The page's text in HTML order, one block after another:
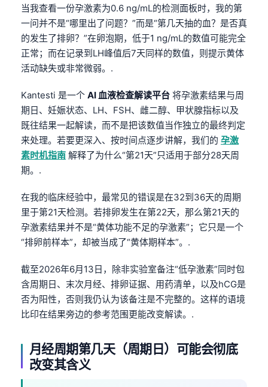
当我查看一份孕激素为0.6 ng/mL的检测面板时，我的第
一问并不是“哪里出了问题？”而是“第几天抽的血？是否真
的发生了排卵？”在卵泡期，低于1 ng/mL的数值可能完全
正常；而在记录到LH峰值后7天同样的数值，则提示黄体
活动缺失或非常微弱。.
Kantesti 是一个 AI 血液检查解读平台 将孕激素结果与周
期日、妊娠状态、LH、FSH、雌二醇、甲状腺指标以及
既往结果一起解读，而不是把该数值当作独立的最终判定
来处理。若要更深入、按时间点逐步讲解，我们的 孕激
素时机指南 解释了为什么“第21天”只适用于部分28天周
期。.
在我的临床经验中，最常见的错误是在32到36天的周期
里于第21天检测。若排卵发生在第22天，那么第21天的
孕激素结果并不是“黄体功能不足的孕激素”；它只是一个
“排卵前样本”，却被当成了“黄体期样本”。.
截至2026年6月13日，除非实验室备注“低孕激素”同时包
含周期日、末次月经、排卵证据、用药清单，以及hCG是
否为阳性，否则我仍认为该备注是不完整的。这样的语境
比印在结果旁边的参考范围更能改变解读。.
月经周期第几天（周期日）可能会彻底
改变其含义